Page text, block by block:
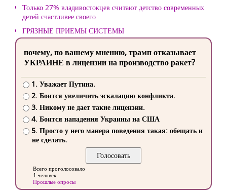
Только 27% владивостокцев считают детство современных
детей счастливее своего
ГРЯЗНЫЕ ПРИЕМЫ СИСТЕМЫ
почему, по вашему мнению, трамп отказывает
УКРАИНЕ в лицензии на производство ракет?
1. Уважает Путина.
2. Боится увеличить эскалацию конфликта.
3. Никому не дает такие лицензии.
4. Боится нападения Украины на США
5. Просто у него манера поведения такая: обещать и
не сделать.
Всего проголосовало
1 человек
Прошлые опросы